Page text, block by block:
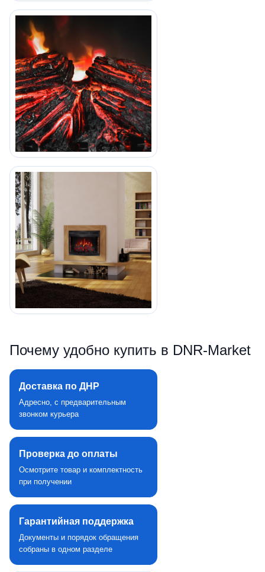
Почему удобно купить в DNR‑Market
Доставка по ДНР
Адресно, с предварительным
звонком курьера
Проверка до оплаты
Осмотрите товар и комплектность
при получении
Гарантийная поддержка
Документы и порядок обращения
собраны в одном разделе